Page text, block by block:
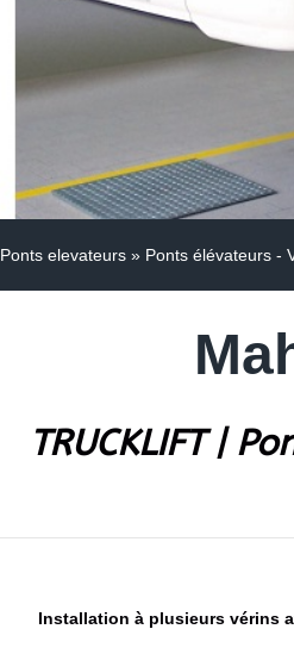
Ponts elevateurs » Ponts élévateurs -
TRUCKLIFT |
Installation à plusieurs vérins